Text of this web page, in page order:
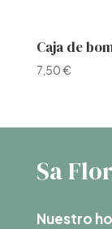
Caja de
7,50€
Sa
Nuestro